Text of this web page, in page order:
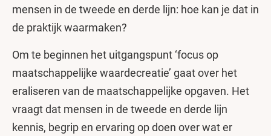
mensen in de tweede en derde lijn: hoe kan je dat in
de praktijk waarmaken?
Om te beginnen het uitgangspunt ‘focus op
maatschappelijke waardecreatie’ gaat over het
eraliseren van de maatschappelijke opgaven. Het
vraagt dat mensen in de tweede en derde lijn
kennis, begrip en ervaring op doen over wat er